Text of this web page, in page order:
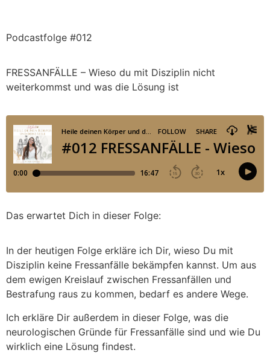
Podcastfolge #012
FRESSANFÄLLE – Wieso du mit Disziplin nicht
weiterkommst und was die Lösung ist
Das erwartet Dich in dieser Folge:
In der heutigen Folge erkläre ich Dir, wieso Du mit
Disziplin keine Fressanfälle bekämpfen kannst. Um aus
dem ewigen Kreislauf zwischen Fressanfällen und
Bestrafung raus zu kommen, bedarf es andere Wege.
Ich erkläre Dir außerdem in dieser Folge, was die
neurologischen Gründe für Fressanfälle sind und wie Du
wirklich eine Lösung findest.